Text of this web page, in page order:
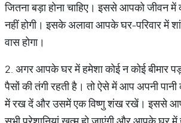
जितना बड़ा होना चाहिए। इससे आपको जीवन में
नहीं होगी। इसके अलावा आपके घर-परिवार में
वास होगा।
2. अगर आपके घर में हमेशा कोई न कोई बीमार
पैसों की तंगी रहती है। तो ऐसे में आप अपनी पानी
में रख दें और उसमें एक विष्णु शंख रखें। इससे